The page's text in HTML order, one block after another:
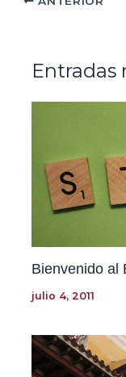
Entradas
Bienvenido al
julio 4, 2011